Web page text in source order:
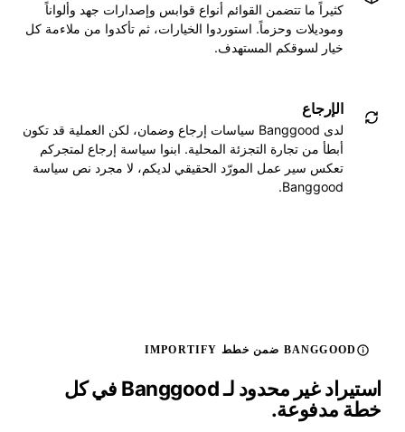
كثيراً ما تتضمن القوائم أنواع قوابس وإصدارات جهد وألواناً
وموديلات وحزماً. استوردوا الخيارات، ثم تأكدوا من ملاءمة كل
خيار لسوقكم المستهدف.
الإرجاع
لدى Banggood سياسات إرجاع وضمان، لكن العملية قد تكون
أبطأ من تجارة التجزئة المحلية. ابنوا سياسة إرجاع لمتجركم
تعكس سير عمل المورّد الحقيقي لديكم، لا مجرد نص سياسة
Banggood.
BANGGOOD ضمن خطط IMPORTIFY
استيراد غير محدود لـ Banggood في كل
خطة مدفوعة.